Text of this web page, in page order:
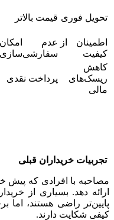
تحویل فوری قیمت بالاتر
اطمینان از
کیفیت
عدم امکان
سفارشی‌سازی
کاهش
ریسک‌های
مالی
پرداخت نقدی
تجربیات خریداران قبلی
مصاحبه با افرادی که پیش
ارائه دهد. بسیاری از
پایین‌تر راضی هستند، اما
کیفی شکایت دارند.